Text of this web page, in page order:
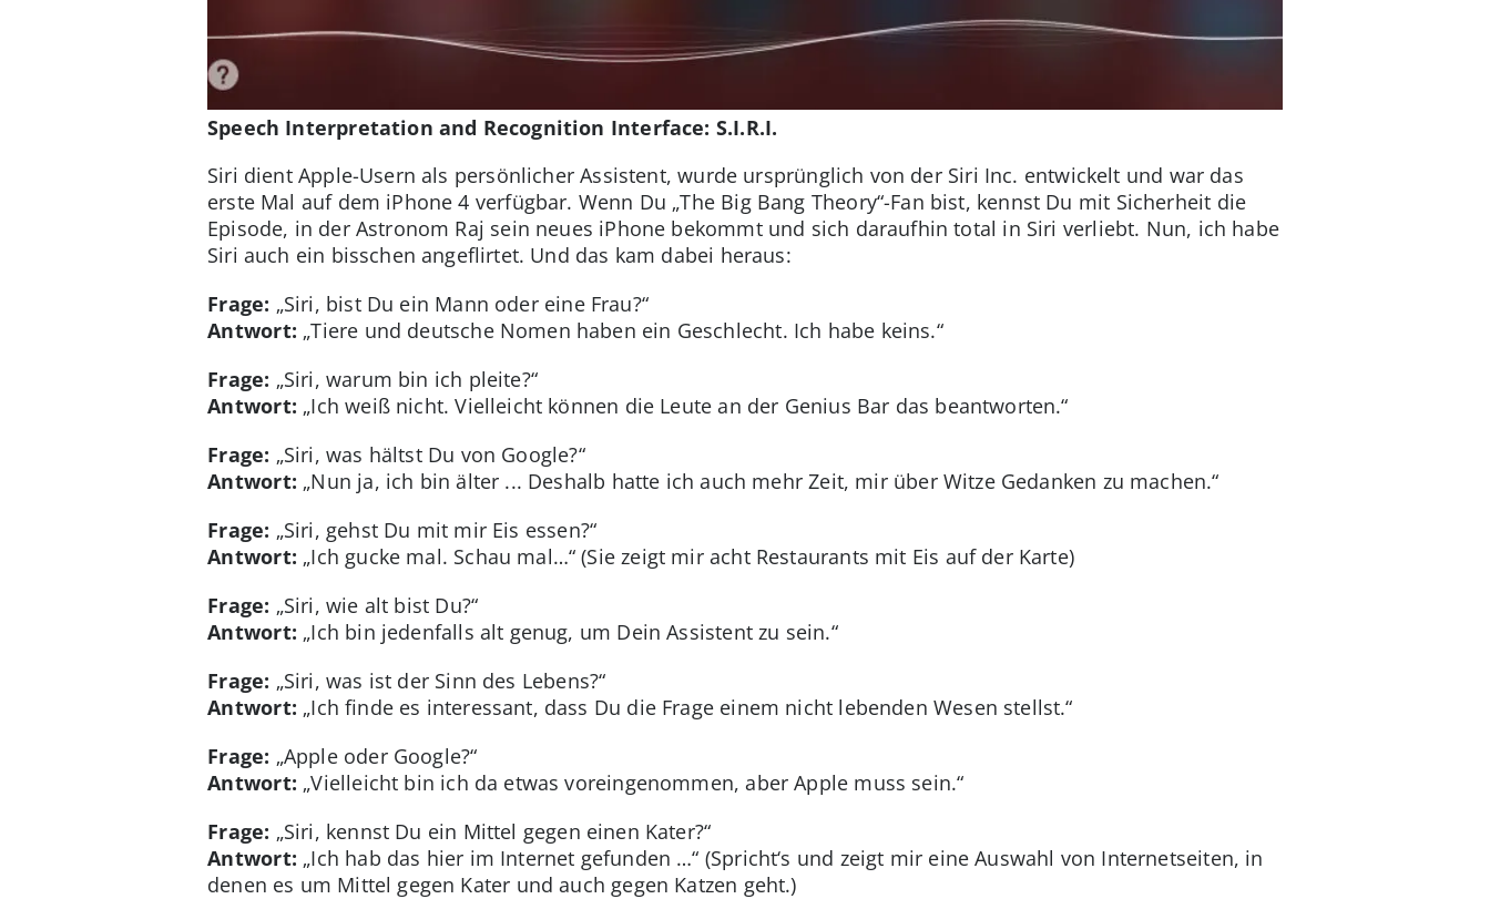
Speech Interpretation and Recognition Interface: S.I.R.I.
Siri dient Apple-Usern als persönlicher Assistent, wurde ursprünglich von der Siri Inc. entwickelt und war das
erste Mal auf dem iPhone 4 verfügbar. Wenn Du „The Big Bang Theory“-Fan bist, kennst Du mit Sicherheit die
Episode, in der Astronom Raj sein neues iPhone bekommt und sich daraufhin total in Siri verliebt. Nun, ich habe
Siri auch ein bisschen angeflirtet. Und das kam dabei heraus:
Frage: „Siri, bist Du ein Mann oder eine Frau?“
Antwort: „Tiere und deutsche Nomen haben ein Geschlecht. Ich habe keins.“
Frage: „Siri, warum bin ich pleite?“
Antwort: „Ich weiß nicht. Vielleicht können die Leute an der Genius Bar das beantworten.“
Frage: „Siri, was hältst Du von Google?“
Antwort: „Nun ja, ich bin älter ... Deshalb hatte ich auch mehr Zeit, mir über Witze Gedanken zu machen.“
Frage: „Siri, gehst Du mit mir Eis essen?“
Antwort: „Ich gucke mal. Schau mal…“ (Sie zeigt mir acht Restaurants mit Eis auf der Karte)
Frage: „Siri, wie alt bist Du?“
Antwort: „Ich bin jedenfalls alt genug, um Dein Assistent zu sein.“
Frage: „Siri, was ist der Sinn des Lebens?“
Antwort: „Ich finde es interessant, dass Du die Frage einem nicht lebenden Wesen stellst.“
Frage: „Apple oder Google?“
Antwort: „Vielleicht bin ich da etwas voreingenommen, aber Apple muss sein.“
Frage: „Siri, kennst Du ein Mittel gegen einen Kater?“
Antwort: „Ich hab das hier im Internet gefunden …“ (Spricht‘s und zeigt mir eine Auswahl von Internetseiten, in
denen es um Mittel gegen Kater und auch gegen Katzen geht.)